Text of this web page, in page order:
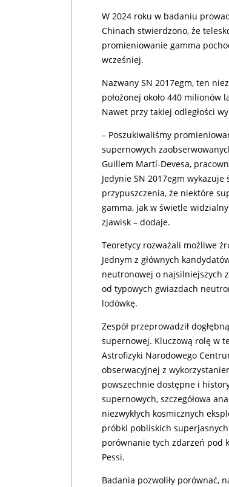
W 2024 roku w badaniu
Chinach stwierdzono, że
promieniowanie gamma
wcześniej.
Nazwany SN 2017egm, ten
położonej około 440
Nawet przy takiej odległości
– Poszukiwaliśmy
supernowych
Guillem Martí-Devesa,
Jedynie SN 2017egm
przypuszczenia, że niektóre
gamma, jak w świetle
zjawisk – dodaje.
Teoretycy rozważali możliwe
Jednym z głównych
neutronowej o najsilniejszych
od typowych gwiazdach
lodówkę.
Zespół przeprowadził
supernowej. Kluczową rolę w
Astrofizyki Narodowego
obserwacyjnej z
powszechnie dostępne i
supernowych, szczegółowa
niezwykłych kosmicznych
próbki pobliskich
porównanie tych zdarzeń pod
Pessi.
Badania pozwoliły porównać,